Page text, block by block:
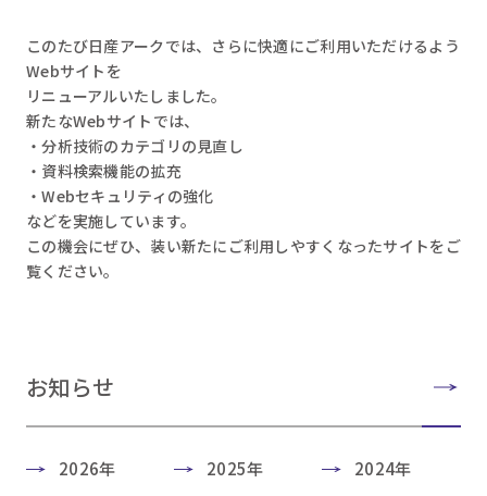
このたび日産アークでは、さらに快適にご利用いただけるよう
Webサイトを
リニューアルいたしました。
新たなWebサイトでは、
・分析技術のカテゴリの見直し
・資料検索機能の拡充
・Webセキュリティの強化
などを実施しています。
この機会にぜひ、装い新たにご利用しやすくなったサイトをご
覧ください。
お知らせ
2026年 2025年 2024年